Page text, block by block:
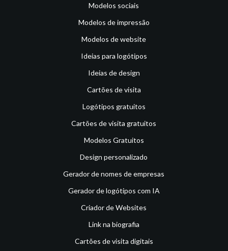
Modelos sociais
Modelos de impressão
Modelos de website
Ideias para logótipos
Ideias de design
Cartões de visita
Logótipos gratuitos
Cartões de visita gratuitos
Modelos Gratuitos
Design personalizado
Gerador de nomes de empresas
Gerador de logótipos com IA
Criador de Websites
Link na biografia
Cartões de visita digitais